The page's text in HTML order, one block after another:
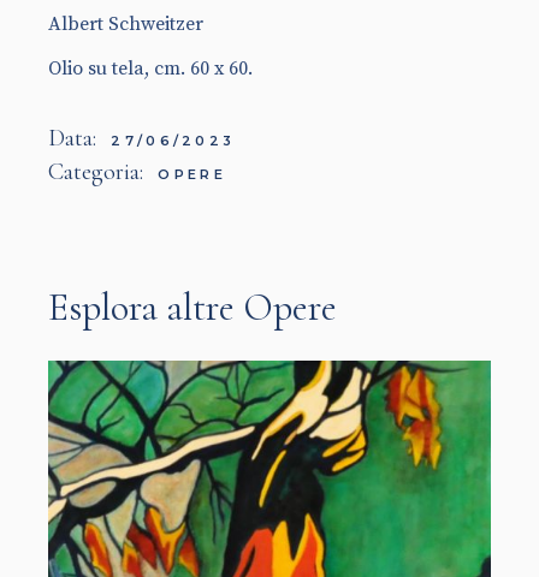
Albert Schweitzer
Olio su tela, cm. 60 x 60.
Data: 27/06/2023
Categoria: OPERE
Esplora altre Opere